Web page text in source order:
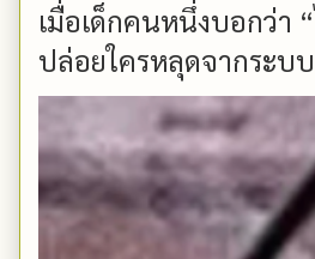
เมื่อเด็กคนหนึ่งบอกว่า
ปล่อยใครหลุดจากระบ